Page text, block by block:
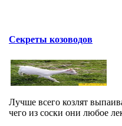
Секреты козоводов
Лучше всего козлят
чего из соски они любое